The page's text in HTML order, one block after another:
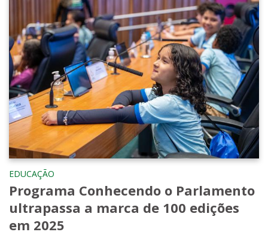
EDUCAÇÃO
Programa Conhecendo o Parlamento
ultrapassa a marca de 100 edições
em 2025